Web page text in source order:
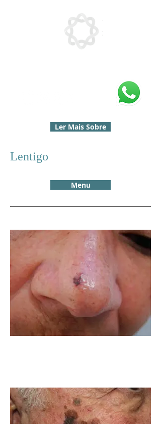
Ler Mais Sobre
Lentigo
Menu